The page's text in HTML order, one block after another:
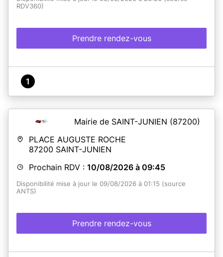
RDV360)
Prendre rendez-vous
1
Mairie de SAINT-JUNIEN (87200)
PLACE AUGUSTE ROCHE
87200 SAINT-JUNIEN
Prochain RDV : 10/08/2026 à 09:45
Disponibilité mise à jour le 09/08/2026 à 01:15 (source
ANTS)
Prendre rendez-vous